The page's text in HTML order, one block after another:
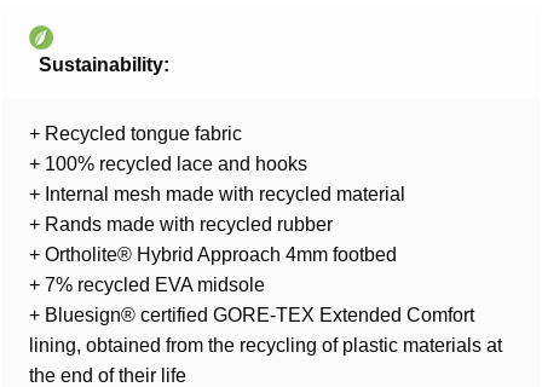
Sustainability:
+ Recycled tongue fabric
+ 100% recycled lace and hooks
+ Internal mesh made with recycled material
+ Rands made with recycled rubber
+ Ortholite® Hybrid Approach 4mm footbed
+ 7% recycled EVA midsole
+ Bluesign® certified GORE-TEX Extended Comfort
lining, obtained from the recycling of plastic materials at
the end of their life